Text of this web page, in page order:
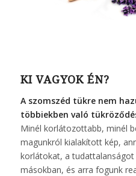
KI VAGYOK ÉN?
A szomszéd tükre nem
többiekben való
Minél korlátozottabb, minél
magunkról kialakított kép,
korlátokat, a
másokban, és arra fogunk